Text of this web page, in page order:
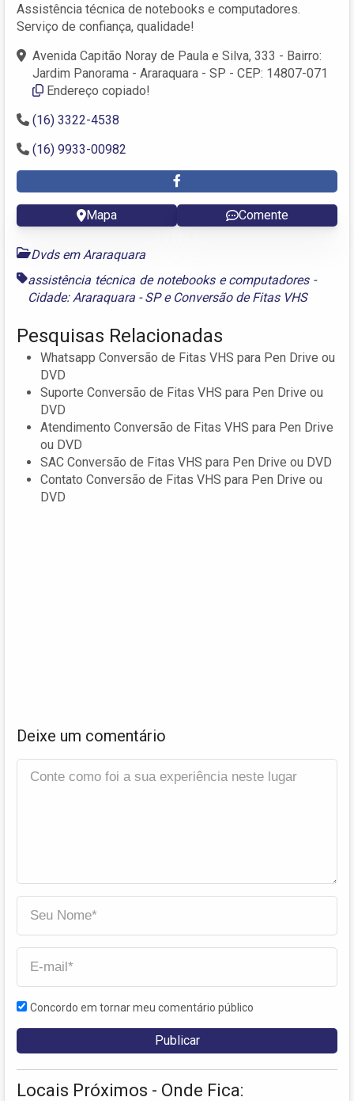
Assistência técnica de notebooks e computadores.
Serviço de confiança, qualidade!
Avenida Capitão Noray de Paula e Silva, 333 - Bairro:
Jardim Panorama - Araraquara - SP - CEP: 14807-071
Endereço copiado!
(16) 3322-4538
(16) 9933-00982
Mapa Comente
Dvds em Araraquara
assistência técnica de notebooks e computadores -
Cidade: Araraquara - SPe Conversão de Fitas VHS
Pesquisas Relacionadas
Whatsapp Conversão de Fitas VHS para Pen Drive ou
DVD
Suporte Conversão de Fitas VHS para Pen Drive ou
DVD
Atendimento Conversão de Fitas VHS para Pen Drive
ou DVD
SAC Conversão de Fitas VHS para Pen Drive ou DVD
Contato Conversão de Fitas VHS para Pen Drive ou
DVD
Deixe um comentário
Concordo em tornar meu comentário público
Locais Próximos - Onde Fica: